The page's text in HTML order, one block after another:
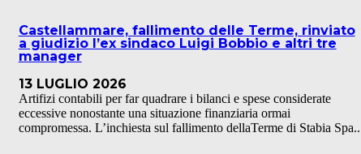
Castellammare, fallimento delle Terme, rinviato
a giudizio l’ex sindaco Luigi Bobbio e altri tre
manager
13 LUGLIO 2026
Artifizi contabili per far quadrare i bilanci e spese considerate
eccessive nonostante una situazione finanziaria ormai
compromessa. L’inchiesta sul fallimento dellaTerme di Stabia